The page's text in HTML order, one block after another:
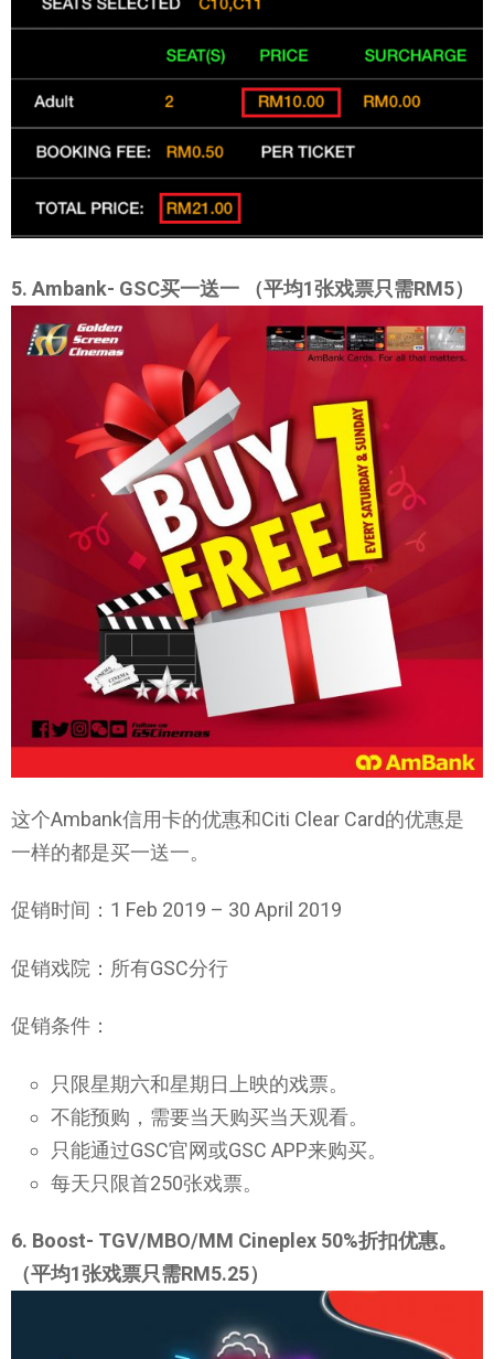
5. Ambank- GSC买一送一 （平均1张戏票只需RM5）
这个Ambank信用卡的优惠和Citi Clear Card的优惠是
一样的都是买一送一。
促销时间：1 Feb 2019 – 30 April 2019
促销戏院：所有GSC分行
促销条件：
只限星期六和星期日上映的戏票。
不能预购，需要当天购买当天观看。
只能通过GSC官网或GSC APP来购买。
每天只限首250张戏票。
6. Boost- TGV/MBO/MM Cineplex 50%折扣优惠。
（平均1张戏票只需RM5.25）